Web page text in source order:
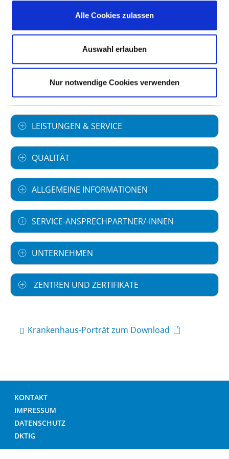
Alle Cookies zulassen
Auswahl erlauben
Nur notwendige Cookies verwenden
Gießen und Marburg GmbH
Universitätsklinikum
FACHABTEILUNGEN
LEISTUNGEN & SERVICE
QUALITÄT
ALLGEMEINE INFORMATIONEN
SERVICE-ANSPRECHPARTNER/-INNEN
UNTERNEHMEN
ZENTREN UND ZERTIFIKATE
Krankenhaus-Porträt zum Download
KONTAKT
IMPRESSUM
DATENSCHUTZ
DKTIG